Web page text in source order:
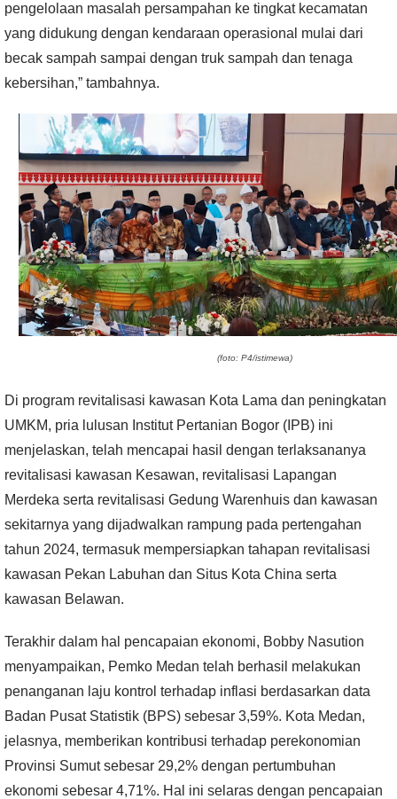
pengelolaan masalah persampahan ke tingkat kecamatan
yang didukung dengan kendaraan operasional mulai dari
becak sampah sampai dengan truk sampah dan tenaga
kebersihan,” tambahnya.
(foto: P4/istimewa)
Di program revitalisasi kawasan Kota Lama dan peningkatan
UMKM, pria lulusan Institut Pertanian Bogor (IPB) ini
menjelaskan, telah mencapai hasil dengan terlaksananya
revitalisasi kawasan Kesawan, revitalisasi Lapangan
Merdeka serta revitalisasi Gedung Warenhuis dan kawasan
sekitarnya yang dijadwalkan rampung pada pertengahan
tahun 2024, termasuk mempersiapkan tahapan revitalisasi
kawasan Pekan Labuhan dan Situs Kota China serta
kawasan Belawan.
Terakhir dalam hal pencapaian ekonomi, Bobby Nasution
menyampaikan, Pemko Medan telah berhasil melakukan
penanganan laju kontrol terhadap inflasi berdasarkan data
Badan Pusat Statistik (BPS) sebesar 3,59%. Kota Medan,
jelasnya, memberikan kontribusi terhadap perekonomian
Provinsi Sumut sebesar 29,2% dengan pertumbuhan
ekonomi sebesar 4,71%. Hal ini selaras dengan pencapaian